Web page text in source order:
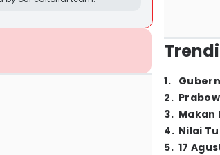
1.
2.
3. Makan
4. Nilai
5. 17